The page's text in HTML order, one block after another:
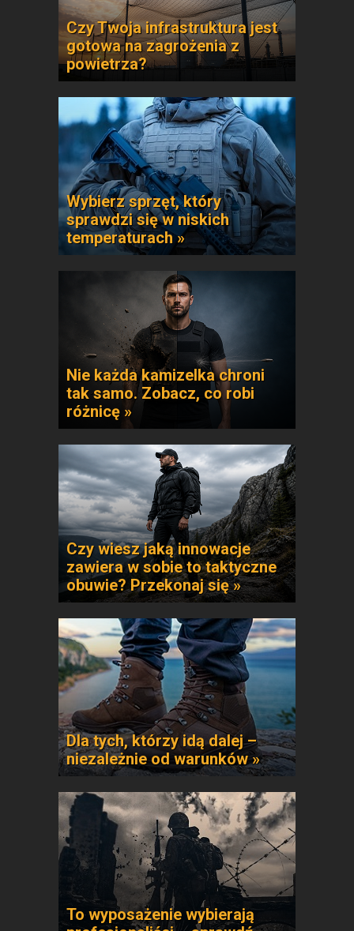
Czy Twoja infrastruktura jest
gotowa na zagrożenia z
powietrza?
Wybierz sprzęt, który
sprawdzi się w niskich
temperaturach »
Nie każda kamizelka chroni
tak samo. Zobacz, co robi
różnicę »
Czy wiesz jaką innowacje
zawiera w sobie to taktyczne
obuwie? Przekonaj się »
Dla tych, którzy idą dalej –
niezależnie od warunków »
To wyposażenie wybierają